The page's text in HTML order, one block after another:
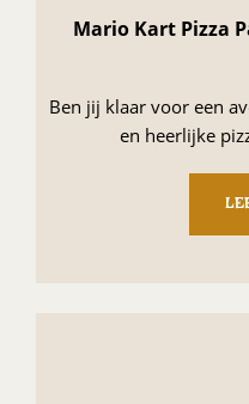
Mario Kart Pizza
Ben jij klaar voor een
en heerlijke